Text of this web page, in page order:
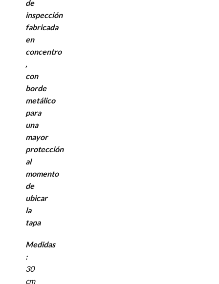
de
inspección
fabricada
en
concentro
,
con
borde
metálico
para
una
mayor
protección
al
momento
de
ubicar
la
tapa
Medidas
:
30
cm